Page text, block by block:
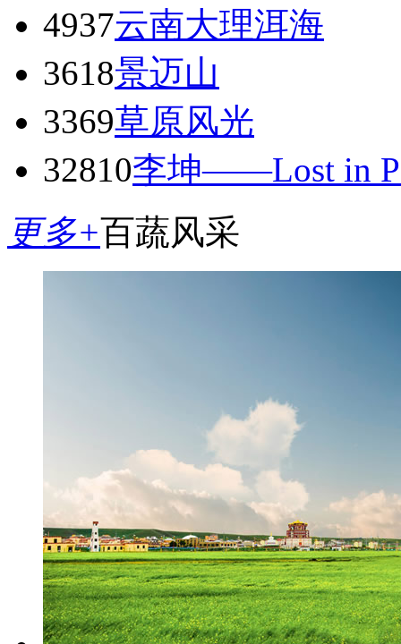
4937云南大理洱海
3618景迈山
3369草原风光
32810李坤——Lost in
更多+百蔬风采